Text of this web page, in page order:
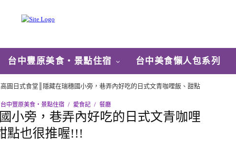
台中豐原美食‧景點住宿 台中美食懶人包系列
高圓日式食堂║隱藏在瑞穗國小旁，巷弄內好吃的日式文青咖哩飯、甜點
台中豐原美食‧景點住宿 愛食記 餐廳
小旁，巷弄內好吃的日式文青咖哩
點也很推喔!!!